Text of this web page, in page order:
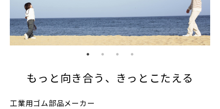
もっと向き合う、きっとこたえる
工業用ゴム部品メーカー